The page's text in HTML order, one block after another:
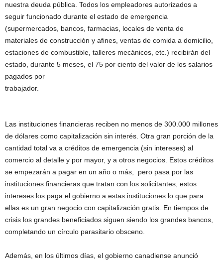
nuestra deuda pública. Todos los empleadores autorizados a
seguir funcionado durante el estado de emergencia
(supermercados, bancos, farmacias, locales de venta de
materiales de construcción y afines, ventas de comida a domicilio,
estaciones de combustible, talleres mecánicos, etc.) recibirán del
estado, durante 5 meses, el 75 por ciento del valor de los salarios
pagados por
trabajador.
Las instituciones financieras reciben no menos de 300.000 millones
de dólares como capitalización sin interés. Otra gran porción de la
cantidad total va a créditos de emergencia (sin intereses) al
comercio al detalle y por mayor, y a otros negocios. Estos créditos
se empezarán a pagar en un año o más, pero pasa por las
instituciones financieras que tratan con los solicitantes, estos
intereses los paga el gobierno a estas instituciones lo que para
ellas es un gran negocio con capitalización gratis. En tiempos de
crisis los grandes beneficiados siguen siendo los grandes bancos,
completando un círculo parasitario obsceno.
Además, en los últimos días, el gobierno canadiense anunció